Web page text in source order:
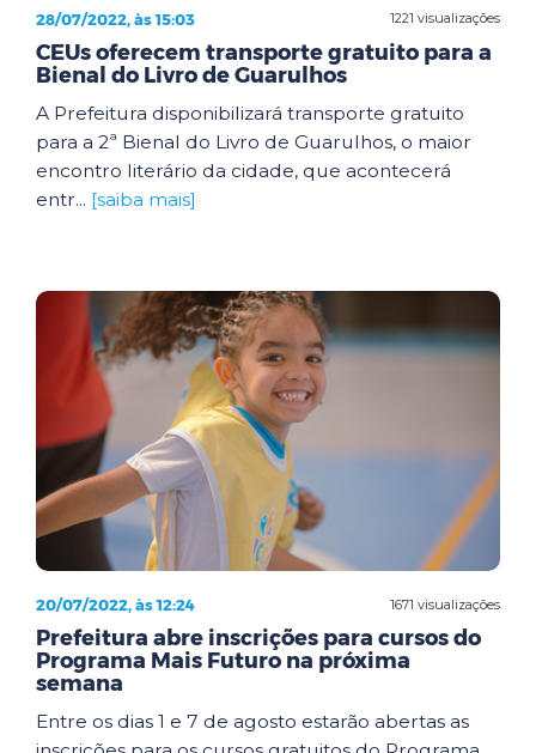
1221 visualizações
28/07/2022, às 15:03
CEUs oferecem transporte gratuito para a
Bienal do Livro de Guarulhos
A Prefeitura disponibilizará transporte gratuito
para a 2ª Bienal do Livro de Guarulhos, o maior
encontro literário da cidade, que acontecerá
entr... [saiba mais]
1671 visualizações
20/07/2022, às 12:24
Prefeitura abre inscrições para cursos do
Programa Mais Futuro na próxima
semana
Entre os dias 1 e 7 de agosto estarão abertas as